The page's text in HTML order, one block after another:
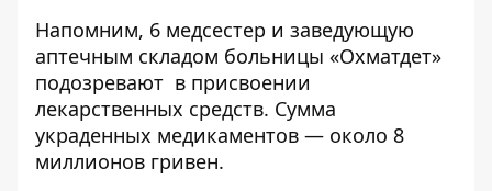
Напомним, 6 медсестер и заведующую
аптечным складом больницы «Охматдет»
подозревают в присвоении
лекарственных средств. Сумма
украденных медикаментов — около 8
миллионов гривен.